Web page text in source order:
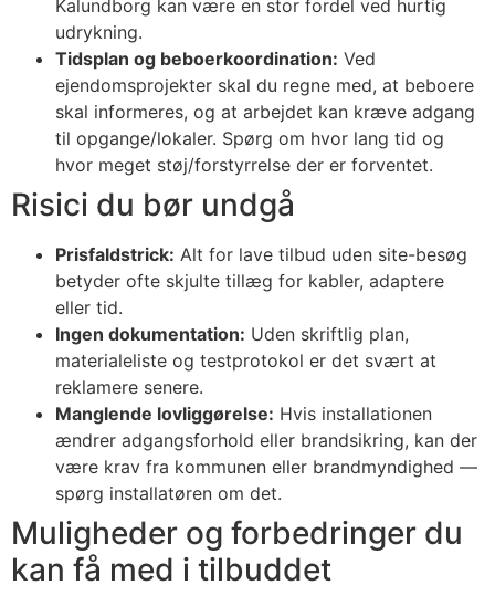
Kalundborg kan være en stor fordel ved hurtig
udrykning.
Tidsplan og beboerkoordination: Ved
ejendomsprojekter skal du regne med, at beboere
skal informeres, og at arbejdet kan kræve adgang
til opgange/lokaler. Spørg om hvor lang tid og
hvor meget støj/forstyrrelse der er forventet.
Risici du bør undgå
Prisfaldstrick: Alt for lave tilbud uden site-besøg
betyder ofte skjulte tillæg for kabler, adaptere
eller tid.
Ingen dokumentation: Uden skriftlig plan,
materialeliste og testprotokol er det svært at
reklamere senere.
Manglende lovliggørelse: Hvis installationen
ændrer adgangsforhold eller brandsikring, kan der
være krav fra kommunen eller brandmyndighed —
spørg installatøren om det.
Muligheder og forbedringer du
kan få med i tilbuddet